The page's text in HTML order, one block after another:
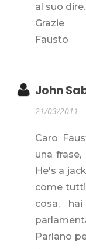
al suo dire.
Grazie
Fausto
John
21/03/2011
Caro
una
He's a
come tutti
cosa,
Parlano